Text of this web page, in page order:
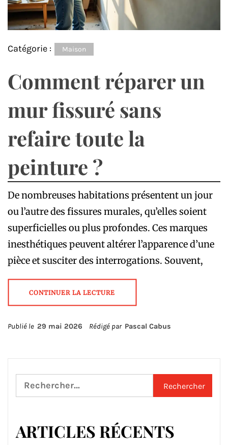
Catégorie : Maison
Comment réparer un
mur fissuré sans
refaire toute la
peinture ?
De nombreuses habitations présentent un jour
ou l’autre des fissures murales, qu’elles soient
superficielles ou plus profondes. Ces marques
inesthétiques peuvent altérer l’apparence d’une
pièce et susciter des interrogations. Souvent,
CONTINUER LA LECTURE
Publié le 29 mai 2026 Rédigé par Pascal Cabus
Rechercher :
ARTICLES RÉCENTS